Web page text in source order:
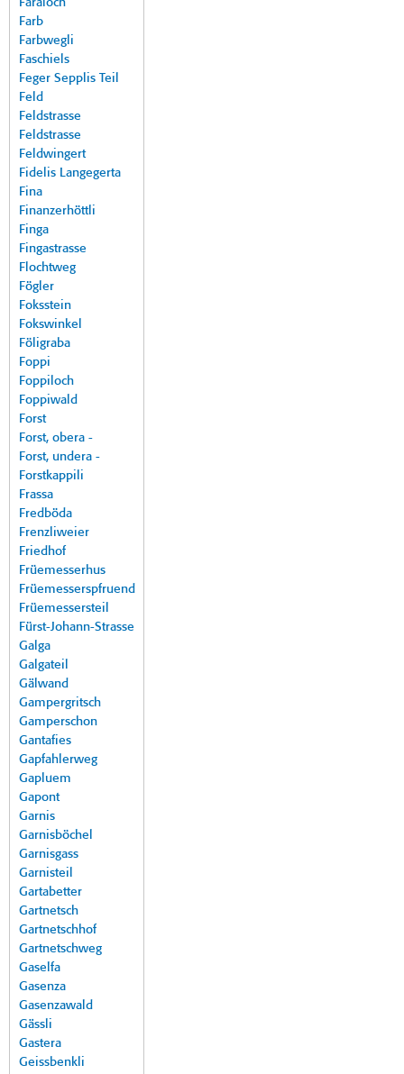
Faraloch
Farb
Farbwegli
Faschiels
Feger Sepplis Teil
Feld
Feldstrasse
Feldstrasse
Feldwingert
Fidelis Langegerta
Fina
Finanzerhöttli
Finga
Fingastrasse
Flochtweg
Fögler
Foksstein
Fokswinkel
Föligraba
Foppi
Foppiloch
Foppiwald
Forst
Forst, obera -
Forst, undera -
Forstkappili
Frassa
Fredböda
Frenzliweier
Friedhof
Früemesserhus
Früemesserspfruend
Früemessersteil
Fürst-Johann-Strasse
Galga
Galgateil
Gälwand
Gampergritsch
Gamperschon
Gantafies
Gapfahlerweg
Gapluem
Gapont
Garnis
Garnisböchel
Garnisgass
Garnisteil
Gartabetter
Gartnetsch
Gartnetschhof
Gartnetschweg
Gaselfa
Gasenza
Gasenzawald
Gässli
Gastera
Geissbenkli